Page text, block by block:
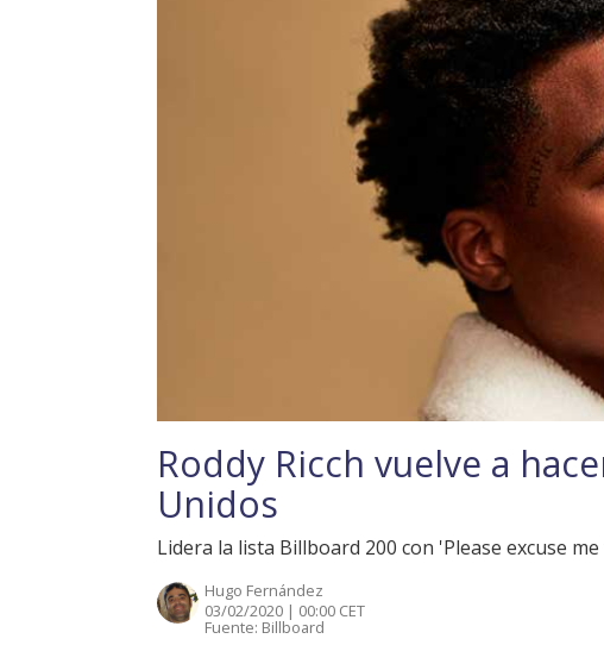
Roddy Ricch vuelve a
Unidos
Lidera la lista Billboard 200 con 'Please excuse
Hugo Fernández
03/02/2020 | 00:00 CET
Fuente: Billboard